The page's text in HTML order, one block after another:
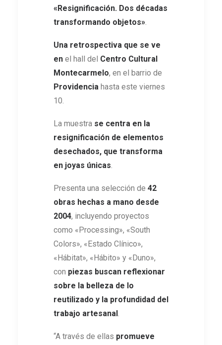
«Resignificación. Dos décadas
transformando objetos».
Una retrospectiva que se ve
en el hall del Centro Cultural
Montecarmelo, en el barrio de
Providencia hasta este viernes
10.
La muestra se centra en la
resignificación de elementos
desechados, que transforma
en joyas únicas.
Presenta una selección de 42
obras hechas a mano desde
2004, incluyendo proyectos
como «Processing», «South
Colors», «Estado Clínico»,
«Hábitat», «Hábito» y «Duno»,
con piezas buscan reflexionar
sobre la belleza de lo
reutilizado y la profundidad del
trabajo artesanal.
“A través de ellas promueve